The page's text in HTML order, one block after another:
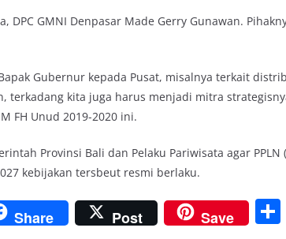
DPC GMNI Denpasar Made Gerry Gunawan.
Gubernur kepada Pusat, misalnya terkait
terkadang kita juga harus menjadi mitra
FH Unud 2019-2020 ini.
Provinsi Bali dan Pelaku Pariwisata agar
kebijakan tersbeut resmi berlaku.
Share Post Save